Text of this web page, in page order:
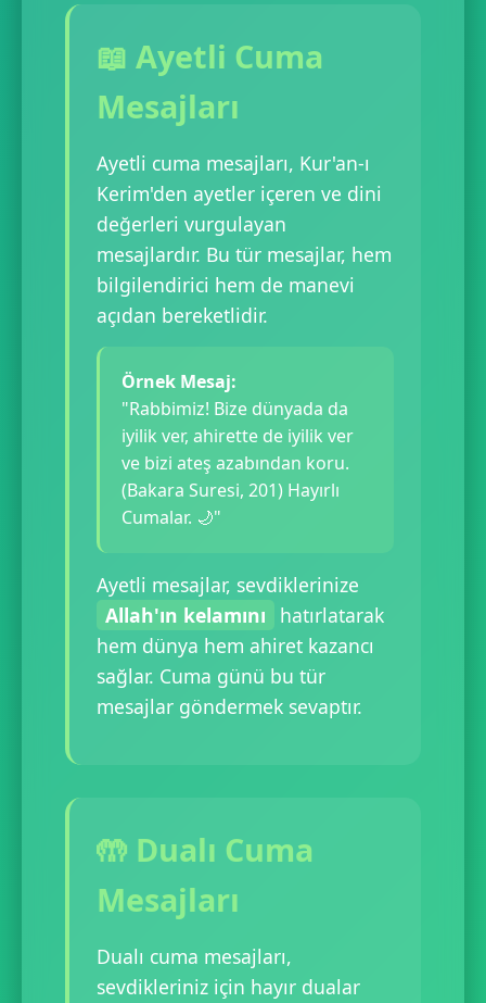
📖 Ayetli Cuma
Mesajları
Ayetli cuma mesajları, Kur'an-ı
Kerim'den ayetler içeren ve dini
değerleri vurgulayan
mesajlardır. Bu tür mesajlar, hem
bilgilendirici hem de manevi
açıdan bereketlidir.
Örnek Mesaj:
"Rabbimiz! Bize dünyada da
iyilik ver, ahirette de iyilik ver
ve bizi ateş azabından koru.
(Bakara Suresi, 201) Hayırlı
Cumalar. 🌙"
Ayetli mesajlar, sevdiklerinize
Allah'ın kelamını
hatırlatarak
hem dünya hem ahiret kazancı
sağlar. Cuma günü bu tür
mesajlar göndermek sevaptır.
🤲 Dualı Cuma
Mesajları
Dualı cuma mesajları,
sevdikleriniz için hayır dualar